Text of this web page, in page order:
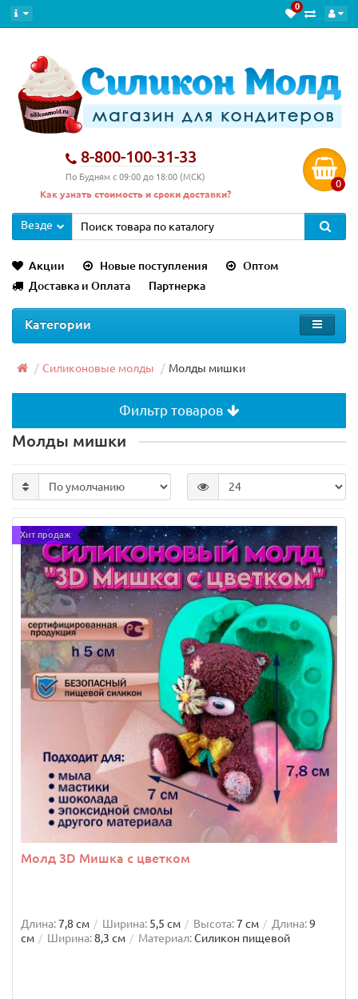
0
8-800-100-31-33
По Будням с 09:00 до 18:00 (МСК)
Как узнать стоимость и сроки доставки?
0
Везде
Акции Новые поступления
Оптом
Доставка и Оплата
Партнерка
Категории
Силиконовые молды Молды мишки
Фильтр товаров
Молды мишки
Хит продаж
Молд 3D Мишка с цветком
Длина:7,8 см Ширина: 5,5 см Высота:7 см Длина:9
см
Ширина:8,3 см Материал:Силикон пищевой